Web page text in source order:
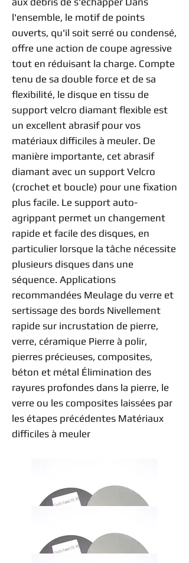
l'ensemble, le motif de points
ouverts, qu'il soit serré ou condensé,
offre une action de coupe agressive
tout en réduisant la charge. Compte
tenu de sa double force et de sa
flexibilité, le disque en tissu de
support velcro diamant flexible est
un excellent abrasif pour vos
matériaux difficiles à meuler. De
manière importante, cet abrasif
diamant avec un support Velcro
(crochet et boucle) pour une fixation
plus facile. Le support auto-
agrippant permet un changement
rapide et facile des disques, en
particulier lorsque la tâche nécessite
plusieurs disques dans une
séquence. Applications
recommandées Meulage du verre et
sertissage des bords Nivellement
rapide sur incrustation de pierre,
verre, céramique Pierre à polir,
pierres précieuses, composites,
béton et métal Élimination des
rayures profondes dans la pierre, le
verre ou les composites laissées par
les étapes précédentes Matériaux
difficiles à meuler